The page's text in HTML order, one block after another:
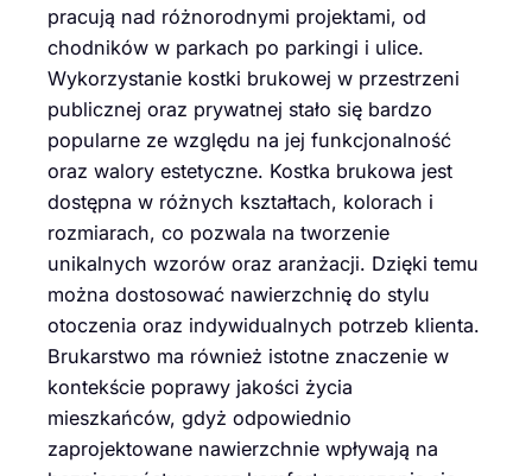
pracują nad różnorodnymi projektami, od
chodników w parkach po parkingi i ulice.
Wykorzystanie kostki brukowej w przestrzeni
publicznej oraz prywatnej stało się bardzo
popularne ze względu na jej funkcjonalność
oraz walory estetyczne. Kostka brukowa jest
dostępna w różnych kształtach, kolorach i
rozmiarach, co pozwala na tworzenie
unikalnych wzorów oraz aranżacji. Dzięki temu
można dostosować nawierzchnię do stylu
otoczenia oraz indywidualnych potrzeb klienta.
Brukarstwo ma również istotne znaczenie w
kontekście poprawy jakości życia
mieszkańców, gdyż odpowiednio
zaprojektowane nawierzchnie wpływają na